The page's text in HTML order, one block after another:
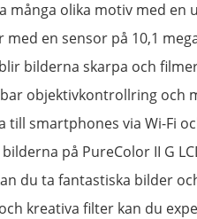
många olika motiv med en
en sensor på 10,1
bilderna skarpa och
objektivkontrollring och
till smartphones via Wi-Fi
på PureColor II G
du ta fantastiska bilder
kreativa filter kan du